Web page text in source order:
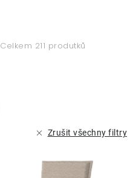
Celkem 211 produtků
d
Zrušit všechny filtry